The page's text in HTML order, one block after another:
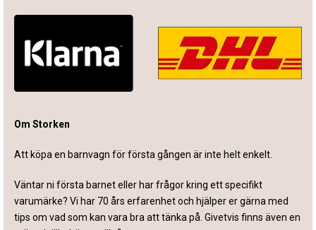
Om Storken
Att köpa en barnvagn för första gången är inte helt enkelt.
Väntar ni första barnet eller har frågor kring ett specifikt
varumärke? Vi har 70 års erfarenhet och hjälper er gärna med
tips om vad som kan vara bra att tänka på. Givetvis finns även en